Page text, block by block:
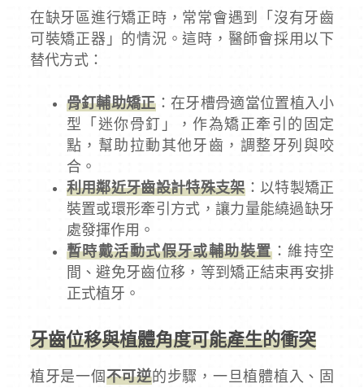
在缺牙區進行矯正時，常常會遇到「沒有牙齒
可裝矯正器」的情況。這時，醫師會採用以下
替代方式：
骨釘輔助矯正：在牙槽骨適當位置植入小
型「迷你骨釘」，作為矯正牽引的固定
點，幫助拉動其他牙齒，調整牙列與咬
合。
利用鄰近牙齒設計特殊支架：以特製矯正
裝置或環形牽引方式，讓力量能繞過缺牙
處發揮作用。
暫時戴活動式假牙或輔助裝置：維持空
間、避免牙齒位移，等到矯正結束再安排
正式植牙。
牙齒位移與植體角度可能產生的衝突
植牙是一個不可逆的步驟，一旦植體植入、固